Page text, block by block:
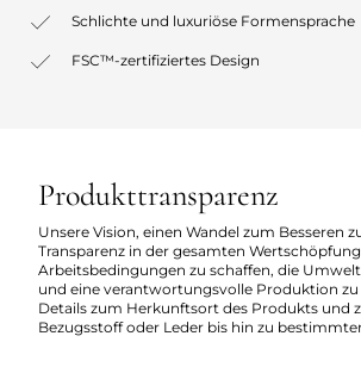
Schlichte und luxuriöse Formensprache
FSC™-zertifiziertes Design
Produkttransparenz
Unsere Vision, einen Wandel zum Besseren
Transparenz in der gesamten
Arbeitsbedingungen zu schaffen, die
und eine verantwortungsvolle Produktion zu
Details zum Herkunftsort des Produkts und
Bezugsstoff oder Leder bis hin zu